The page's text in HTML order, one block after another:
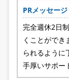
PRメッセージ
完全週休2日
くことができ
られるように
手厚いサポー